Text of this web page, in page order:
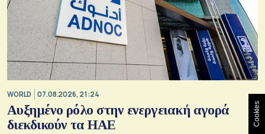
WORLD 07.08.2026, 21:24
Αυξημένο ρόλο στην ενεργειακή αγορά
διεκδικούν τα ΗΑΕ
Cookies